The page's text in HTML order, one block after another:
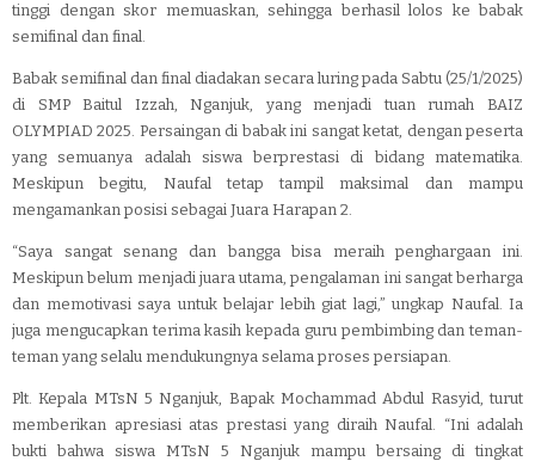
tinggi dengan skor memuaskan, sehingga berhasil lolos ke babak
semifinal dan final.
Babak semifinal dan final diadakan secara luring pada Sabtu (25/1/2025)
di SMP Baitul Izzah, Nganjuk, yang menjadi tuan rumah BAIZ
OLYMPIAD 2025. Persaingan di babak ini sangat ketat, dengan peserta
yang semuanya adalah siswa berprestasi di bidang matematika.
Meskipun begitu, Naufal tetap tampil maksimal dan mampu
mengamankan posisi sebagai Juara Harapan 2.
“Saya sangat senang dan bangga bisa meraih penghargaan ini.
Meskipun belum menjadi juara utama, pengalaman ini sangat berharga
dan memotivasi saya untuk belajar lebih giat lagi,” ungkap Naufal. Ia
juga mengucapkan terima kasih kepada guru pembimbing dan teman-
teman yang selalu mendukungnya selama proses persiapan.
Plt. Kepala MTsN 5 Nganjuk, Bapak Mochammad Abdul Rasyid, turut
memberikan apresiasi atas prestasi yang diraih Naufal. “Ini adalah
bukti bahwa siswa MTsN 5 Nganjuk mampu bersaing di tingkat